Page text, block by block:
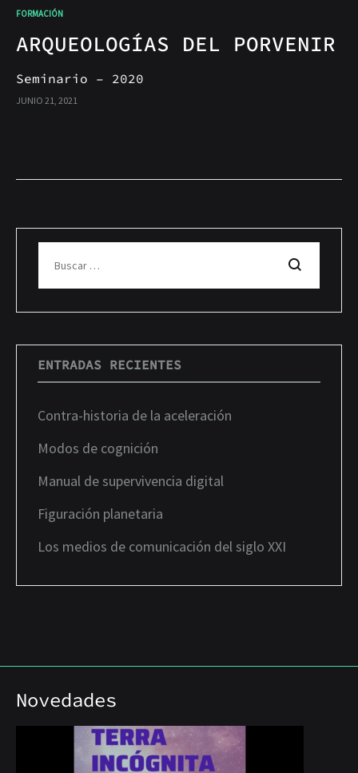
FORMACIÓN
ARQUEOLOGÍAS DEL PORVENIR
Seminario – 2020
JUNIO 21, 2021
Buscar
ENTRADAS RECIENTES
Contra-historia de la aceleración
Modos de cognición
Manual de supervivencia digital
Figuración planetaria
Los medios de comunicación del siglo XXI
Novedades